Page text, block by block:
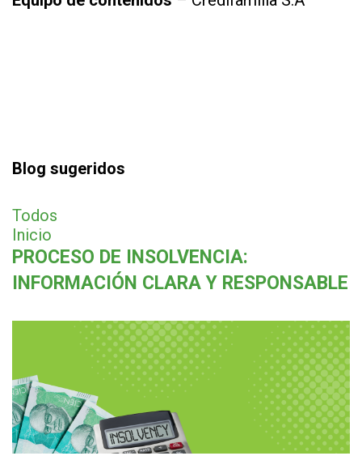
Blog sugeridos
Todos
Inicio
PROCESO DE INSOLVENCIA:
INFORMACIÓN CLARA Y RESPONSABLE